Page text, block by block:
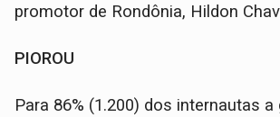
promotor de Rondônia, Hildon
PIOROU
Para 86% (1.200) dos internautas